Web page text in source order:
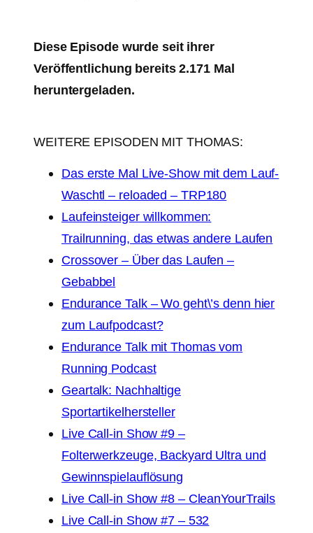
Diese Episode wurde seit ihrer
Veröffentlichung bereits 2.171 Mal
heruntergeladen.
WEITERE EPISODEN MIT THOMAS:
Das erste Mal Live-Show mit dem Lauf-
Waschtl – reloaded – TRP180
Laufeinsteiger willkommen:
Trailrunning, das etwas andere Laufen
Crossover – Über das Laufen –
Gebabbel
Endurance Talk – Wo geht\’s denn hier
zum Laufpodcast?
Endurance Talk mit Thomas vom
Running Podcast
Geartalk: Nachhaltige
Sportartikelhersteller
Live Call-in Show #9 –
Folterwerkzeuge, Backyard Ultra und
Gewinnspielauflösung
Live Call-in Show #8 – CleanYourTrails
Live Call-in Show #7 – 532